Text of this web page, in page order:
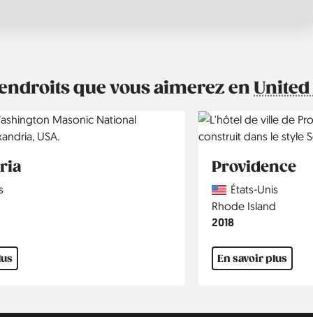
que vous aimerez en United
Providence
CountryÉtats-Unis
Région
Rhode Island
Année
2018
En savoir plus